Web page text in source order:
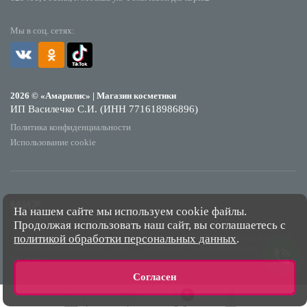
0
Мы в соц. сетях:
2026 © «Амарилис» | Магазин косметики
ИП Василечко С.И. (ИНН 771618986896)
Политика конфиденциальности
Использование cookie
*Обращаем Ваше внимание на то, что данный интернет-сайт носит исключительно
информационный характер и ни при каких условиях не является публичной офертой,
определяемой положениями Статьи 437 Гражданского кодекса Российской
Федерации.
На нашем сайте мы используем cookie файлы.
Продолжая использовать наш сайт, вы соглашаетесь с
политикой обработки персональных данных.
Согласен